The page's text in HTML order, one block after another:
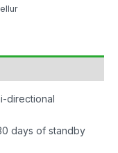
directional
days of standby